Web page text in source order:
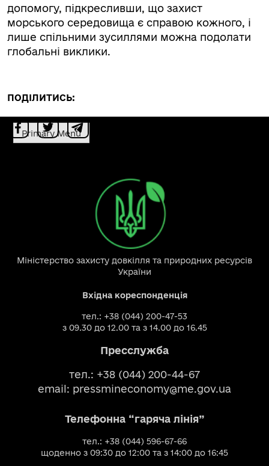
допомогу, підкресливши, що захист
морського середовища є справою кожного, і
лише спільними зусиллями можна подолати
глобальні виклики.
ПОДІЛИТИСЬ:
Primary Menu
Міністерство захисту довкілля та природних ресурсів
України
Вхідна кореспонденція
тел.: +38 (044) 200-47-53
з 09.30 до 12.00 та з 14.00 до 16.45
Пресслужба
тел.: +38 (044) 200-44-67
email: pressmineconomy@me.gov.ua
Телефонна “гаряча лінія”
тел.: +38 (044) 596-67-66
щоденно з 09:30 до 12:00 та з 14:00 до 16:45